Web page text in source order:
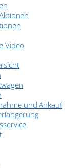
Video
und Ankauf